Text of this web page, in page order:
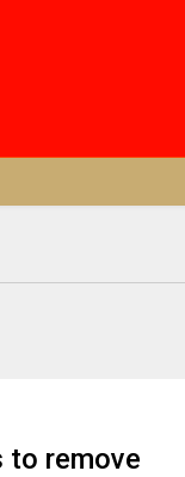
to remove